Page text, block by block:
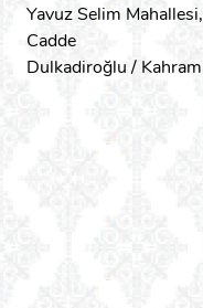
Yavuz Selim
Cadde
Dulkadiroğlu /